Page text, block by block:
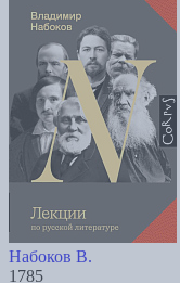
Набоков В.
1785